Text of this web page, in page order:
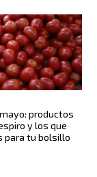
productos
y los que
para tu bolsillo